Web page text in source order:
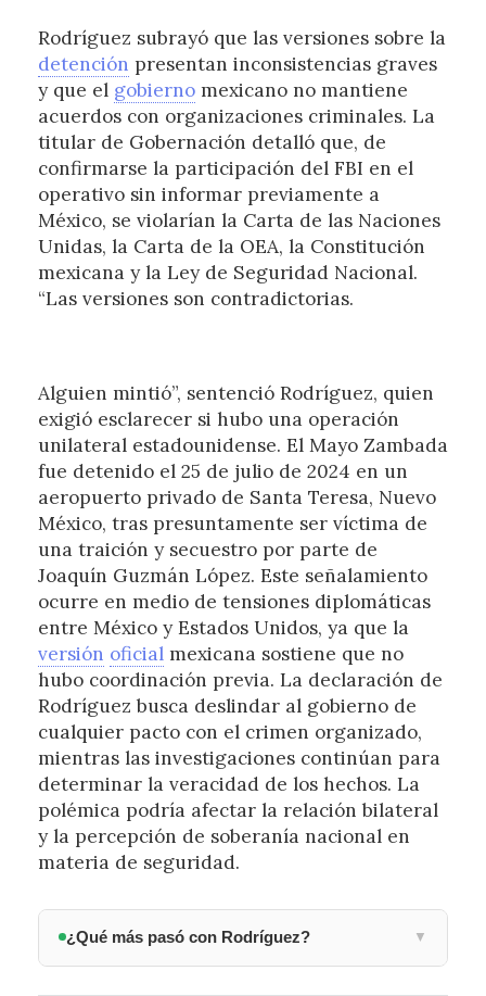
Rodríguez subrayó que las versiones sobre la
detención presentan inconsistencias graves
y que el gobiernomexicano no mantiene
acuerdos con organizaciones criminales. La
titular de Gobernación detalló que, de
confirmarse la participación del FBI en el
operativo sin informar previamente a
México, se violarían la Carta de las Naciones
Unidas, la Carta de la OEA, la Constitución
mexicana y la Ley de Seguridad Nacional.
“Las versiones son contradictorias.
Alguien mintió”, sentenció Rodríguez, quien
exigió esclarecer si hubo una operación
unilateral estadounidense. El Mayo Zambada
fue detenido el 25 de julio de 2024 en un
aeropuerto privado de Santa Teresa, Nuevo
México, tras presuntamente ser víctima de
una traición y secuestro por parte de
Joaquín Guzmán López. Este señalamiento
ocurre en medio de tensiones diplomáticas
entre México y Estados Unidos, ya que la
versión oficialmexicana sostiene que no
hubo coordinación previa. La declaración de
Rodríguez busca deslindar al gobierno de
cualquier pacto con el crimen organizado,
mientras las investigaciones continúan para
determinar la veracidad de los hechos. La
polémica podría afectar la relación bilateral
y la percepción de soberanía nacional en
materia de seguridad.
¿Qué más pasó con Rodríguez? ▼